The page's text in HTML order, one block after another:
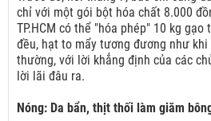
chỉ với một gói bột hóa chất 8.000
TP.HCM có thể "hóa phép" 10 kg
đều, hạt to mẩy tương đương như
thường, với lời khẳng định của các
lời lãi đâu ra.
Nóng: Da bẩn, thịt thối làm giăm